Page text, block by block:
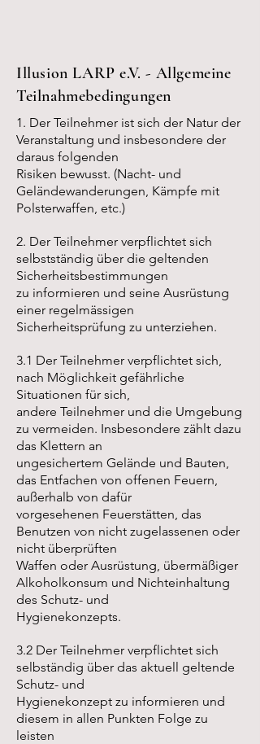
Illusion LARP e.V. - Allgemeine
Teilnahmebedingungen
1. Der Teilnehmer ist sich der Natur der
Veranstaltung und insbesondere der
daraus folgenden
Risiken bewusst. (Nacht- und
Geländewanderungen, Kämpfe mit
Polsterwaffen, etc.)
2. Der Teilnehmer verpflichtet sich
selbstständig über die geltenden
Sicherheitsbestimmungen
zu informieren und seine Ausrüstung
einer regelmässigen
Sicherheitsprüfung zu unterziehen.
3.1 Der Teilnehmer verpflichtet sich,
nach Möglichkeit gefährliche
Situationen für sich,
andere Teilnehmer und die Umgebung
zu vermeiden. Insbesondere zählt dazu
das Klettern an
ungesichertem Gelände und Bauten,
das Entfachen von offenen Feuern,
außerhalb von dafür
vorgesehenen Feuerstätten, das
Benutzen von nicht zugelassenen oder
nicht überprüften
Waffen oder Ausrüstung, übermäßiger
Alkoholkonsum und Nichteinhaltung
des Schutz- und
Hygienekonzepts.
3.2 Der Teilnehmer verpflichtet sich
selbständig über das aktuell geltende
Schutz- und
Hygienekonzept zu informieren und
diesem in allen Punkten Folge zu
leisten